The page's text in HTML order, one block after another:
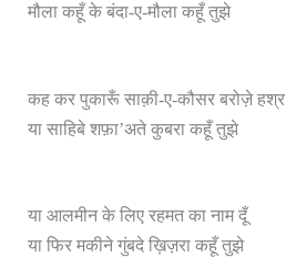
मौला कहूँ के बंदा-ए-मौला कहूँ तुझे
कह कर पुकारूँ साक़ी-ए-कौसर बरोज़े हश्र
या साहिबे शफ़ा’अते कुबरा कहूँ तुझे
या आलमीन के लिए रहमत का नाम दूँ
या फिर मकीने गुंबदे ख़िज़रा कहूँ तुझे